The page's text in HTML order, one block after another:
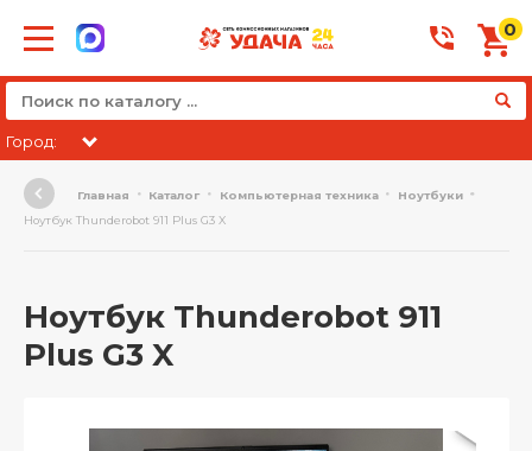
0
Город:
Главная Каталог Компьютерная техника
Ноутбуки
Ноутбук Thunderobot 911 Plus G3 X
Ноутбук Thunderobot 911
Plus G3 X